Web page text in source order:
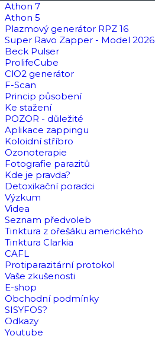
Athon 7
Athon 5
Plazmový generátor RPZ 16
Super Ravo Zapper - Model 2026
Beck Pulser
ProlifeCube
ClO2 generátor
F-Scan
Princip působení
Ke stažení
POZOR - důležité
Aplikace zappingu
Koloidní stříbro
Ozonoterapie
Fotografie parazitů
Kde je pravda?
Detoxikační poradci
Výzkum
Videa
Seznam předvoleb
Tinktura z ořešáku amerického
Tinktura Clarkia
CAFL
Protiparazitární protokol
Vaše zkušenosti
E-shop
Obchodní podmínky
SISYFOS?
Odkazy
Youtube